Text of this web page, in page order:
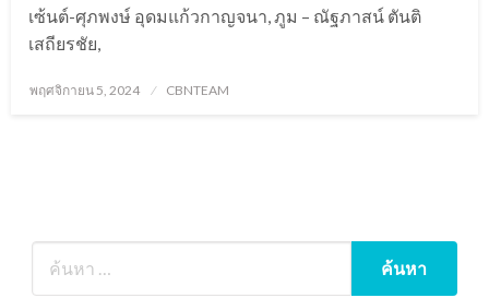
เซ้นต์-ศุภพงษ์ อุดมแก้วกาญจนา, ภูม – ณัฐภาสน์ ตันติ
เสถียรชัย,
Posted
พฤศจิกายน 5, 2024 CBNTEAM